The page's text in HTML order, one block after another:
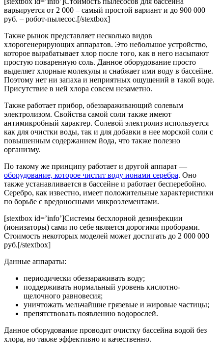
варьируется от 2 000 – самый простой вариант и до 900 000
руб. – робот-пылесос.[/stextbox]
Также рынок представляет несколько видов
хлорогенерирующих аппаратов. Это небольшое устройство,
которое вырабатывает хлор после того, как в него насыпают
простую поваренную соль. Данное оборудование просто
выделяет хлорные молекулы и снабжает ими воду в бассейне.
Поэтому нет ни запаха и неприятных ощущений в такой воде.
Присутствие в ней хлора совсем незаметно.
Также работает прибор, обеззараживающий солевым
электролизом. Свойства самой соли также имеют
антимикробный характер. Солевой электролиз используется
как для очистки воды, так и для добавки в нее морской соли с
повышенным содержанием йода, что также полезно
организму.
По такому же принципу работает и другой аппарат —
оборудование, которое чистит воду ионами серебра. Оно
также устанавливается в бассейне и работает бесперебойно.
Серебро, как известно, имеет положительные характеристики
по борьбе с вредоносными микроэлементами.
[stextbox id=’info’]Системы бесхлорной дезинфекции
(ионизаторы) сами по себе является дорогими проборами.
Стоимость некоторых моделей может достигать до 2 000 000
руб.[/stextbox]
Данные аппараты:
периодически обеззараживать воду;
поддерживать нормальный уровень кислотно-
щелочного равновесия;
уничтожать мельчайшие грязевые и жировые частицы;
препятствовать появлению водорослей.
Данное оборудование проводит очистку бассейна водой без
хлора, но также эффективно и качественно.